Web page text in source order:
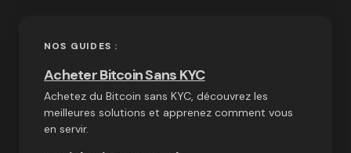
NOS GUIDES :
Acheter Bitcoin Sans KYC
Achetez du Bitcoin sans KYC, découvrez les
meilleures solutions et apprenez comment vous
en servir.